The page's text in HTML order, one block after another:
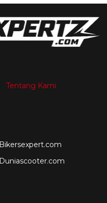
Tentang Kami
Bikersexpert.com
Duniascooter.com